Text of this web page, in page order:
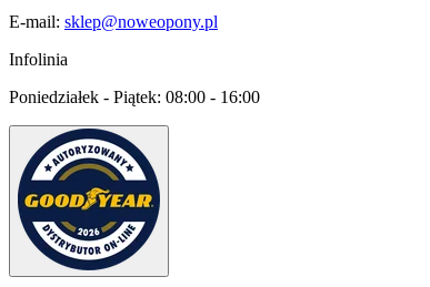
E-mail: sklep@noweopony.pl
Infolinia
Poniedziałek - Piątek: 08:00 - 16:00